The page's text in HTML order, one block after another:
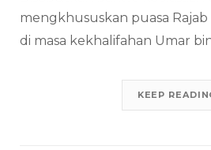
mengkhususkan puasa
di masa kekhalifahan Umar
KEEP